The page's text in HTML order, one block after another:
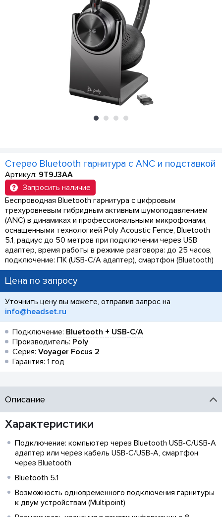
Стерео Bluetooth гарнитура с ANC и подставкой
Артикул: 9T9J3AA
Запросить наличие
Беспроводная Bluetooth гарнитура с цифровым
трехуровневым гибридным активным шумоподавлением
(ANC) в динамиках и профессиональными микрофонами,
оснащенными технологией Poly Acoustic Fence, Bluetooth
5.1, радиус до 50 метров при подключении через USB
адаптер, время работы в режиме разговора: до 25 часов,
подключение: ПК (USB-C/A адаптер), смартфон (Bluetooth)
Цена по запросу
Уточнить цену вы можете, отправив запрос на
info@headset.ru
Подключение: Bluetooth + USB-C/A
Производитель: Poly
Серия: Voyager Focus 2
Гарантия: 1 год
Описание
Характеристики
Подключение: компьютер через Bluetooth USB-C/USB-A
адаптер или через кабель USB-C/USB-A, смартфон
через Bluetooth
Bluetooth 5.1
Возможность одновременного подключения гарнитуры
к двум устройствам (Multipoint)